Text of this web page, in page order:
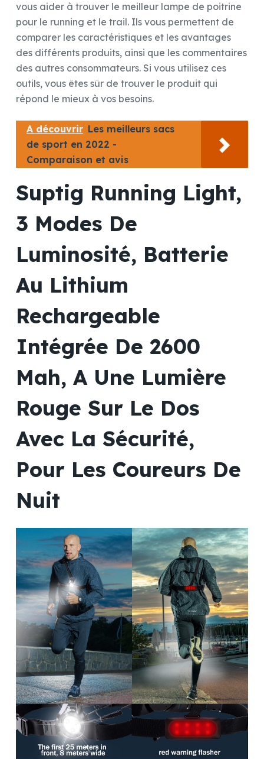
vous aider à trouver le meilleur lampe de poitrine
pour le running et le trail. Ils vous permettent de
comparer les caractéristiques et les avantages
des différents produits, ainsi que les commentaires
des autres consommateurs. Si vous utilisez ces
outils, vous êtes sûr de trouver le produit qui
répond le mieux à vos besoins.
A découvrir Les meilleurs sacs
de sport en 2022 -
Comparaison et avis
Suptig Running Light,
3 Modes De
Luminosité, Batterie
Au Lithium
Rechargeable
Intégrée De 2600
Mah, A Une Lumière
Rouge Sur Le Dos
Avec La Sécurité,
Pour Les Coureurs De
Nuit